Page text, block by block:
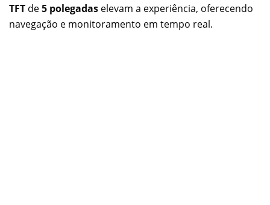
TFT de5 polegadas elevam a experiência, oferecendo
navegação e monitoramento em tempo real.